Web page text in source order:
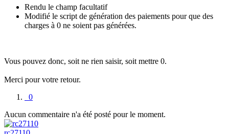
Rendu le champ facultatif
Modifié le script de génération des paiements pour que des
charges à 0 ne soient pas générées.
Vous pouvez donc, soit ne rien saisir, soit mettre 0.
Merci pour votre retour.
0
Aucun commentaire n'a été posté pour le moment.